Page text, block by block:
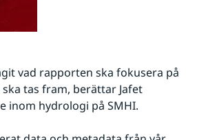
vad rapporten ska fokusera på
tas fram, berättar Jafet
inom hydrologi på SMHI.